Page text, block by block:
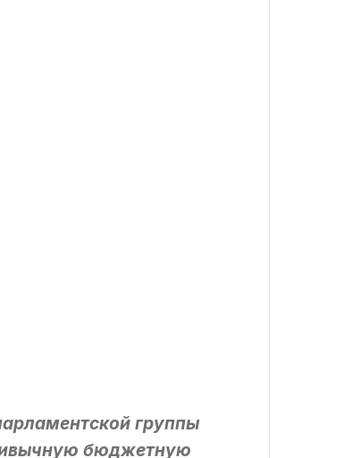
группы
бюджетную